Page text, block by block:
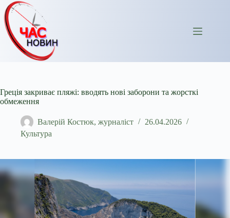
Перейти
до
вмісту
Греція закриває пляжі: вводять нові заборони та жорсткі
обмеження
Валерій Костюк, журналіст
26.04.2026
Культура